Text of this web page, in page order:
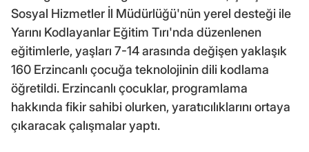
Sosyal Hizmetler İl Müdürlüğü'nün yerel desteği ile
Yarını Kodlayanlar Eğitim Tırı'nda düzenlenen
eğitimlerle, yaşları 7-14 arasında değişen yaklaşık
160 Erzincanlı çocuğa teknolojinin dili kodlama
öğretildi. Erzincanlı çocuklar, programlama
hakkında fikir sahibi olurken, yaratıcılıklarını ortaya
çıkaracak çalışmalar yaptı.